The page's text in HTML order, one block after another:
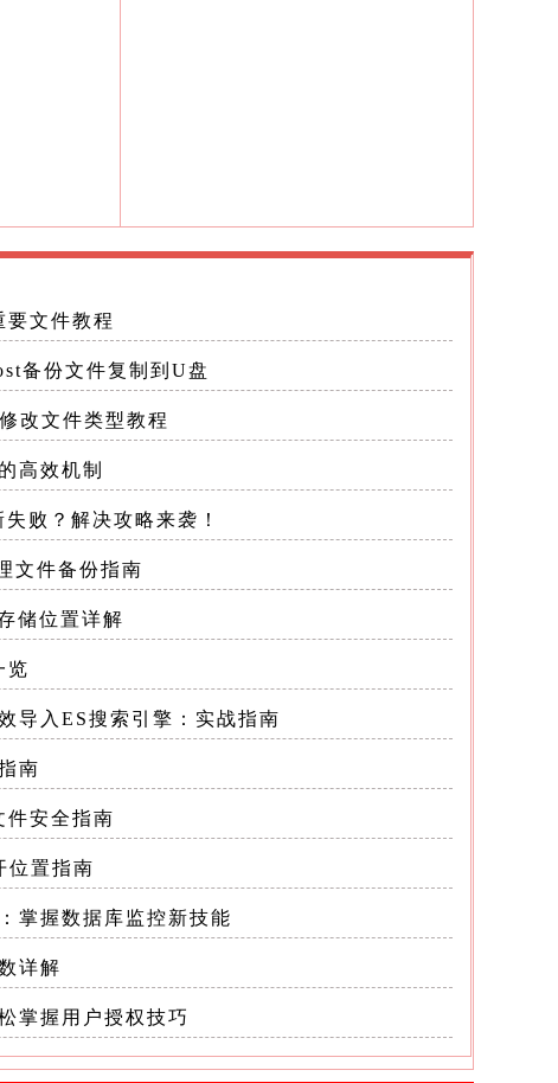
，其中
型转换为
为无符
意，
法略有
同样会
仅适用
结
性
-
为字符
使用，
要文件教程
备份文件复制到U盘
改文件类型教程
高效机制
败？解决攻略来袭！
文件备份指南
储位置详解
览
导入ES搜索引擎：实战指南
南
件安全指南
位置指南
掌握数据库监控新技能
详解
掌握用户授权技巧